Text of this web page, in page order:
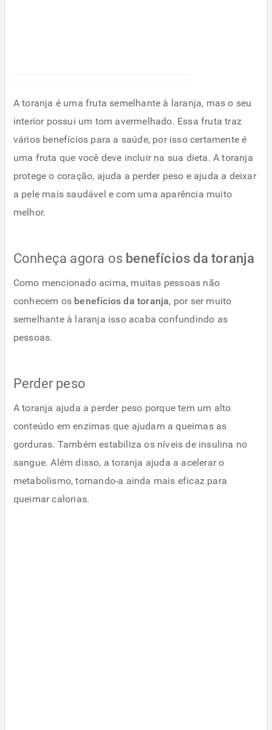
A toranja é uma fruta semelhante à laranja, mas o seu
interior possui um tom avermelhado. Essa fruta traz
vários benefícios para a saúde, por isso certamente é
uma fruta que você deve incluir na sua dieta. A toranja
protege o coração, ajuda a perder peso e ajuda a deixar
a pele mais saudável e com uma aparência muito
melhor.
Conheça agora os benefícios da toranja
Como mencionado acima, muitas pessoas não
conhecem os benefícios da toranja, por ser muito
semelhante à laranja isso acaba confundindo as
pessoas.
Perder peso
A toranja ajuda a perder peso porque tem um alto
conteúdo em enzimas que ajudam a queimas as
gorduras. Também estabiliza os níveis de insulina no
sangue. Além disso, a toranja ajuda a acelerar o
metabolismo, tornando-a ainda mais eficaz para
queimar calorias.